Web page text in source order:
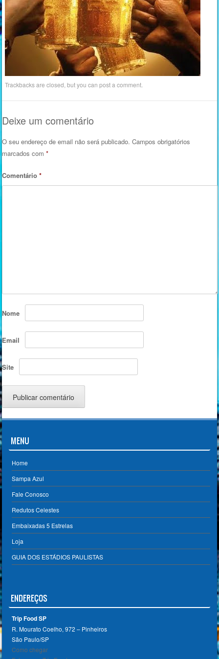
Trackbacks are closed, but you canpost a comment
Deixe um comentário
O seu endereço de email não será publicado. Campos obrigatórios
marcados com*
Comentário*
Nome
Email
Site
MENU
Home
Sampa Azul
Fale Conosco
Redutos Celestes
Embaixadas 5 Estrelas
Loja
GUIA DOS ESTÁDIOS PAULISTAS
ENDEREÇOS
Trip Food SP
R. Mourato Coelho, 972 – Pinheiros
São Paulo/SP ‎
Como chegar